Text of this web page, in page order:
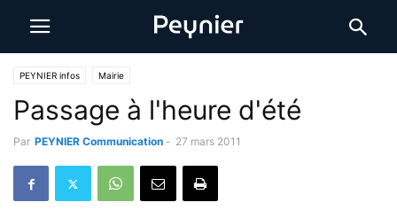
PEYNIER infos Mairie
Passage à l'heure d'été
Par PEYNIER Communication - 27 mars 2011